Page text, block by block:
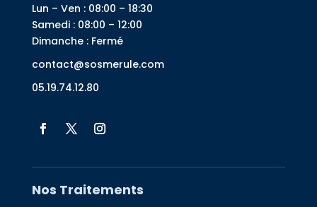
Lun – Ven : 08:00 – 18:30
Samedi : 08:00 – 12:00
Dimanche : Fermé
contact@sosmerule.com
05.19.74.12.80
Nos Traitements